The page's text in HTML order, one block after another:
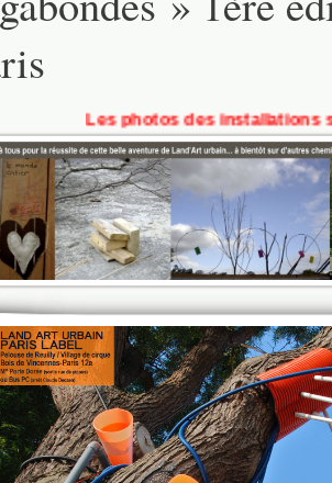
Les photos des installations sont à la